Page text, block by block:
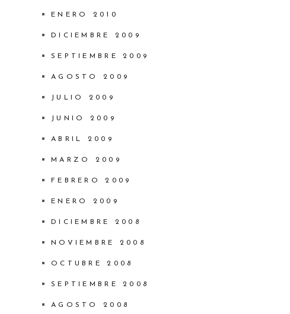
ENERO 2010
DICIEMBRE 2009
SEPTIEMBRE 2009
AGOSTO 2009
JULIO 2009
JUNIO 2009
ABRIL 2009
MARZO 2009
FEBRERO 2009
ENERO 2009
DICIEMBRE 2008
NOVIEMBRE 2008
OCTUBRE 2008
SEPTIEMBRE 2008
AGOSTO 2008